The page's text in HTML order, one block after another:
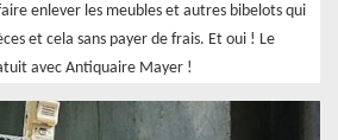
enlever les meubles et autres bibelots qui
et cela sans payer de frais. Et oui ! Le
avec Antiquaire Mayer !